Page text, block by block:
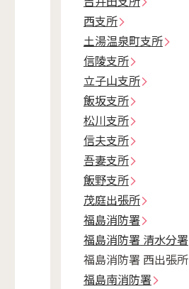
西支所
土湯温泉町支所
信陵支所
立子山支所
飯坂支所
松川支所
信夫支所
吾妻支所
飯野支所
茂庭出張所
福島消防署
福島消防署 清水分署
福島消防署 西出張所
福島南消防署